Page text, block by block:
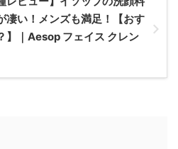
凄い！メンズも満足！【おす
】｜Aesop フェイス クレン